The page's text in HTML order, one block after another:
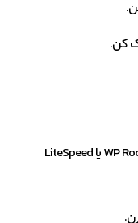
کن.
افزونه‌هایی مثل WP Rocket، W3 Total Cache یا LiteSpeed